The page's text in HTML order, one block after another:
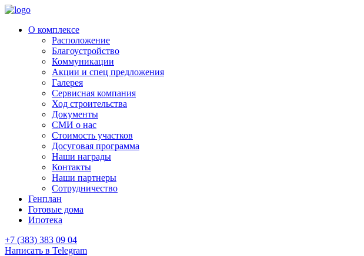
О комплексе
Расположение
Благоустройство
Коммуникации
Акции и спец предложения
Галерея
Сервисная компания
Ход строительства
Документы
СМИ о нас
Стоимость участков
Досуговая программа
Наши награды
Контакты
Наши партнеры
Сотрудничество
Генплан
Готовые дома
Ипотека
+7 (383) 383 09 04
Написать в Telegram